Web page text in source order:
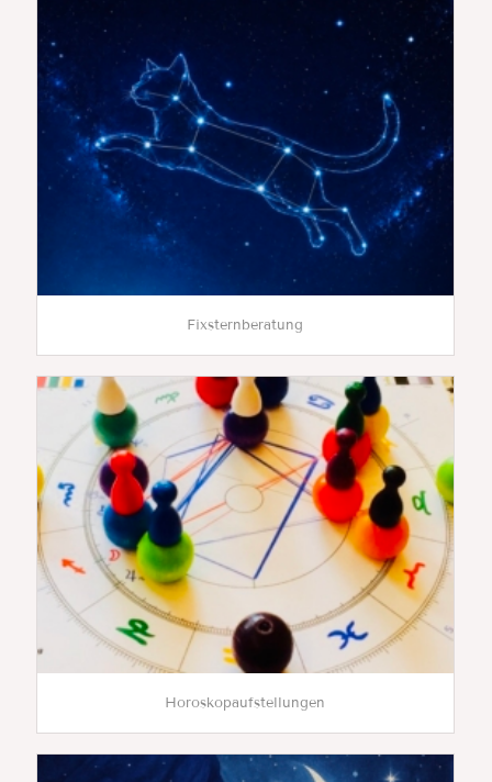
Fixsternberatung
Horoskopaufstellungen